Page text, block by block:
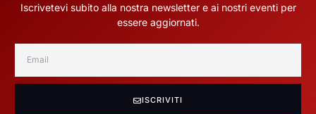
Iscrivetevi subito alla nostra newsletter e ai nostri eventi per
essere aggiornati.
ISCRIVITI